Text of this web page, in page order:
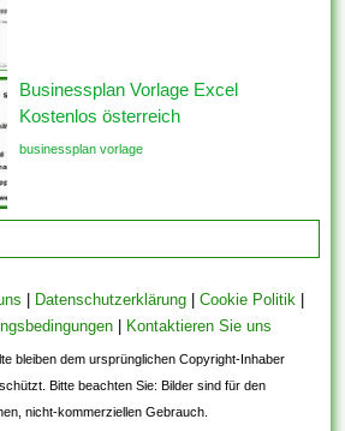
Businessplan Vorlage Excel
Kostenlos österreich
businessplan vorlage
Datenschutzerklärung| Cookie Politik|
Kontaktieren Sie uns
bleiben dem ursprünglichen Copyright-Inhaber
Bitte beachten Sie: Bilder sind für den
nicht-kommerziellen Gebrauch.